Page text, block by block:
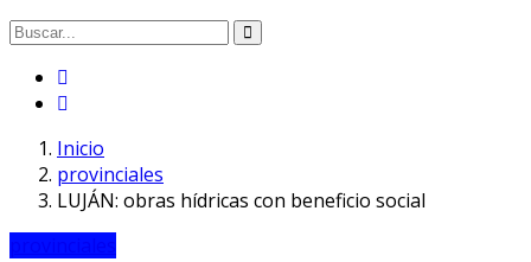
Inicio
provinciales
LUJÁN: obras hídricas con beneficio social